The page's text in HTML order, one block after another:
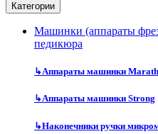
Категории
Машинки (аппараты
педикюра
↳Аппараты машинки
↳Аппараты машинки Strong
↳Наконечники ручки